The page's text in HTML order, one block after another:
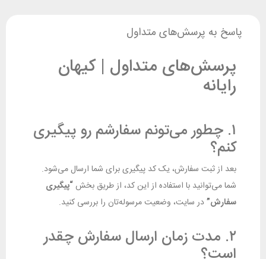
پاسخ به پرسش‌های متداول
پرسش‌های متداول | کیهان
رایانه
۱. چطور می‌تونم سفارشم رو پیگیری
کنم؟
بعد از ثبت سفارش، یک کد پیگیری برای شما ارسال می‌شود.
شما می‌توانید با استفاده از این کد، از طریق بخش “پیگیری
سفارش”در سایت، وضعیت مرسوله‌تان را بررسی کنید.
۲. مدت زمان ارسال سفارش چقدر